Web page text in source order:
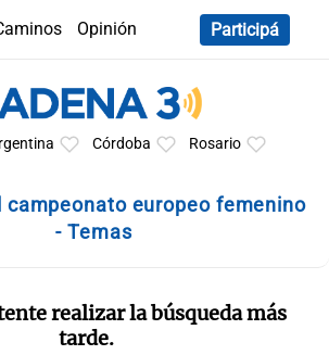
Opinión
Participá
Córdoba Rosario
campeonato europeo femenino
- Temas
realizar la búsqueda más
tarde.